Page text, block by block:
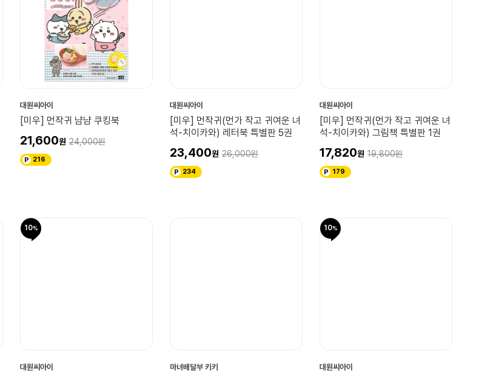
대원씨아이
[미우] 먼작귀 냠냠 쿠킹북
21,600 24,000
216
대원씨아이
[미우] 먼작귀(먼가 작고 귀여운 녀
석-치이카와) 레터북 특별판 5권
23,400 26,000
234
대원씨아이
[미우] 먼작귀(먼가 작고 귀여운 녀
석-치이카와) 그림책 특별판 1권
17,820 19,800
179
10
대원씨아이 마녀배달부 키키
10
대원씨아이